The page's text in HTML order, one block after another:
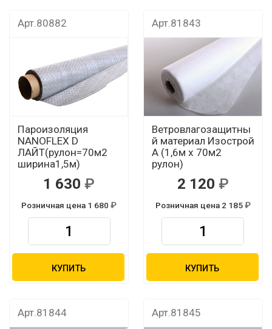
Арт.80882
Пароизоляция
NANOFLEX D
ЛАЙТ(рулон=70м2
ширина1,5м)
1 630
Розничная цена 1 680
КУПИТЬ
Арт.81843
Ветровлагозащитны
й материал Изострой
А (1,6м х 70м2
рулон)
2 120
Розничная цена 2 185
КУПИТЬ
Арт.81844 Арт.81845